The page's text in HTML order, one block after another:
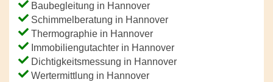
Baubegleitung in Hannover
Schimmelberatung in Hannover
Thermographie in Hannover
Immobiliengutachter in Hannover
Dichtigkeitsmessung in Hannover
Wertermittlung in Hannover